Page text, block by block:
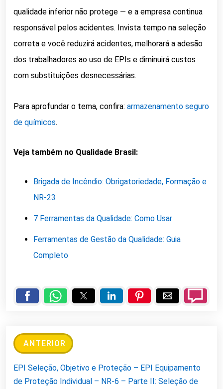
qualidade inferior não protege — e a empresa continua
responsável pelos acidentes. Invista tempo na seleção
correta e você reduzirá acidentes, melhorará a adesão
dos trabalhadores ao uso de EPIs e diminuirá custos
com substituições desnecessárias.
Para aprofundar o tema, confira: armazenamento seguro
de químicos.
Veja também no Qualidade Brasil:
Brigada de Incêndio: Obrigatoriedade, Formação e
NR-23
7 Ferramentas da Qualidade: Como Usar
Ferramentas de Gestão da Qualidade: Guia
Completo
ANTERIOR
EPI Seleção, Objetivo e Proteção – EPI Equipamento
de Proteção Individual – NR-6 – Parte II: Seleção de